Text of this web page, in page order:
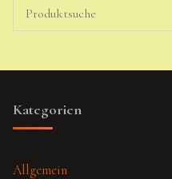
Kategorien
Allgemein